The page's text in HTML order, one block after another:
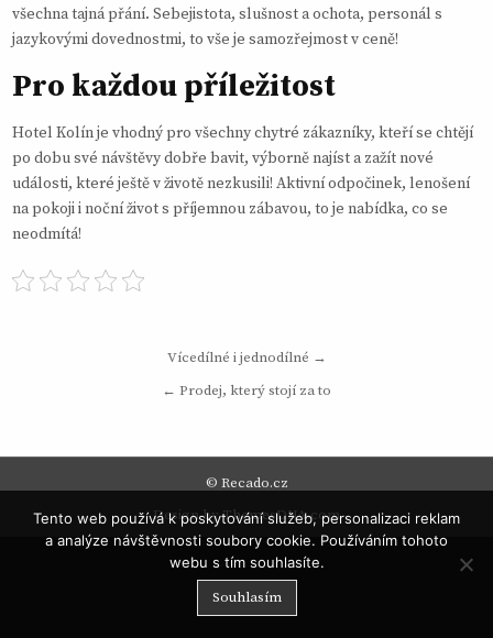
všechna tajná přání. Sebejistota, slušnost a ochota, personál s
jazykovými dovednostmi, to vše je samozřejmost v ceně!
Pro každou příležitost
Hotel Kolín je vhodný pro všechny chytré zákazníky, kteří se chtějí
po dobu své návštěvy dobře bavit, výborně najíst a zažít nové
události, které ještě v životě nezkusili! Aktivní odpočinek, lenošení
na pokoji i noční život s příjemnou zábavou, to je nabídka, co se
neodmítá!
Vícedílné i jednodílné →
← Prodej, který stojí za to
© Recado.cz
Design by ThemesDNA.com
Tento web používá k poskytování služeb, personalizaci reklam
a analýze návštěvnosti soubory cookie. Používáním tohoto
webu s tím souhlasíte.
Souhlasím